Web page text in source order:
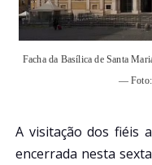
Facha da Basílica de Santa
— Foto:
A visitação dos fiéis
encerrada nesta